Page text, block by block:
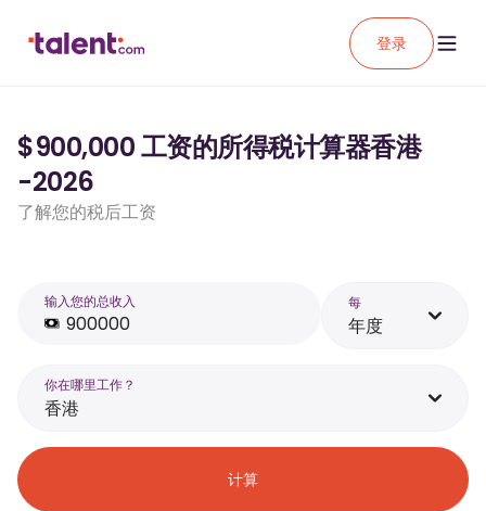
登录
$900,000 工资的所得税计算器香港
-2026
了解您的税后工资
输入您的总收入 每
年度
你在哪里工作？
香港
计算